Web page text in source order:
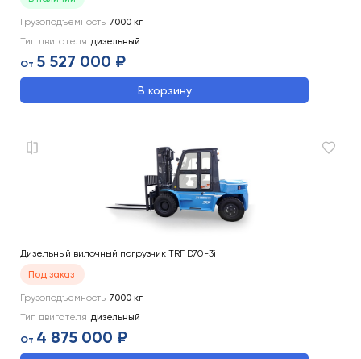
Грузоподъемность 7000 кг
Тип двигателя дизельный
От 5 527 000 ₽
В корзину
Дизельный вилочный погрузчик TRF D70-3i
Под заказ
Грузоподъемность 7000 кг
Тип двигателя дизельный
От 4 875 000 ₽